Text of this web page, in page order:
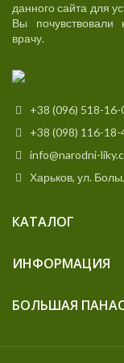
данного сайта для
Вы почувствовали
врачу.
+38 (096) 518-16-
+38 (098) 116-18-
info@narodni-
Харьков, ул.
КАТАЛОГ
ИНФОРМАЦИЯ
БОЛЬШАЯ